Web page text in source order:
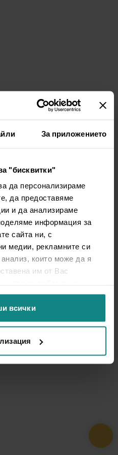
За приложението
"бисквитки"
да персонализираме
да предоставяме
и да анализираме
информация за
сайта ни, с
медии, рекламните си
които може да я
им от Вас
на услугите им.
всички